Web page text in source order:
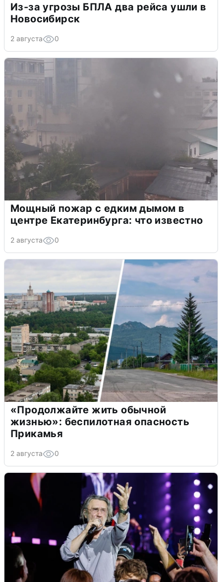
Из-за угрозы БПЛА два рейса ушли в
Новосибирск
2 августа 0
Мощный пожар с едким дымом в
центре Екатеринбурга: что известно
2 августа 0
«Продолжайте жить обычной
жизнью»: беспилотная опасность
Прикамья
2 августа 0